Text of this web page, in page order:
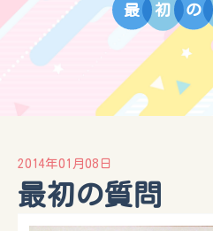
最 初 の
2014年01月08日
最初の質問